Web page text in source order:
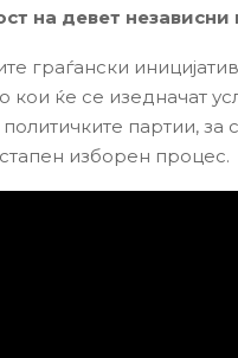
на девет независни
граѓански
кои ќе се изедначат
партии, за
изборен процес.